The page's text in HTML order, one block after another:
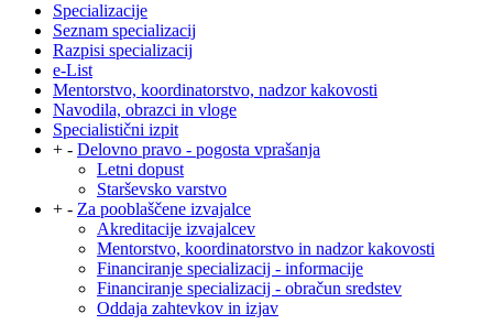
Specializacije
Seznam specializacij
Razpisi specializacij
e-List
Mentorstvo, koordinatorstvo, nadzor kakovosti
Navodila, obrazci in vloge
Specialistični izpit
+ - Delovno pravo - pogosta vprašanja
Letni dopust
Starševsko varstvo
+ - Za pooblaščene izvajalce
Akreditacije izvajalcev
Mentorstvo, koordinatorstvo in nadzor kakovosti
Financiranje specializacij - informacije
Financiranje specializacij - obračun sredstev
Oddaja zahtevkov in izjav